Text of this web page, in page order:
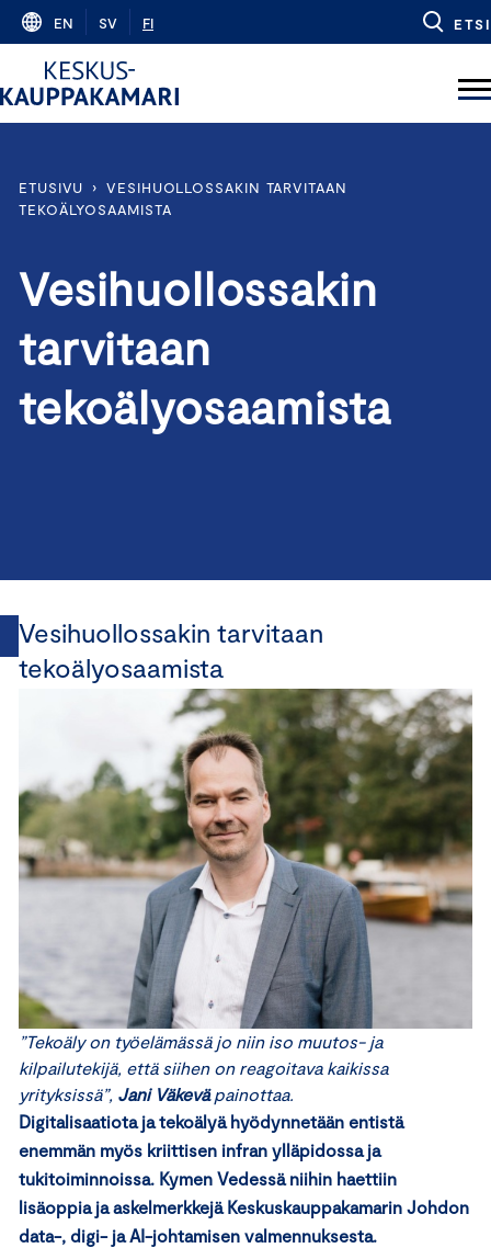
Skip
content
EN SV FI ETSI
ETUSIVU › VESIHUOLLOSSAKIN TARVITAAN
TEKOÄLYOSAAMISTA
Vesihuollossakin
tarvitaan
tekoälyosaamista
Vesihuollossakin tarvitaan
tekoälyosaamista
”Tekoäly on työelämässä jo niin iso muutos- ja
kilpailutekijä, että siihen on reagoitava kaikissa
yrityksissä”, Jani Väkeväpainottaa.
Digitalisaatiota ja tekoälyä hyödynnetään entistä
enemmän myös kriittisen infran ylläpidossa ja
tukitoiminnoissa. Kymen Vedessä niihin haettiin
lisäoppia ja askelmerkkejä Keskuskauppakamarin Johdon
data-, digi- ja AI-johtamisen valmennuksesta.